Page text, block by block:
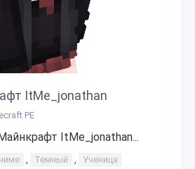
ItMe_jonathan
PE
ItMe_jonathan...
, Темный , Ученица